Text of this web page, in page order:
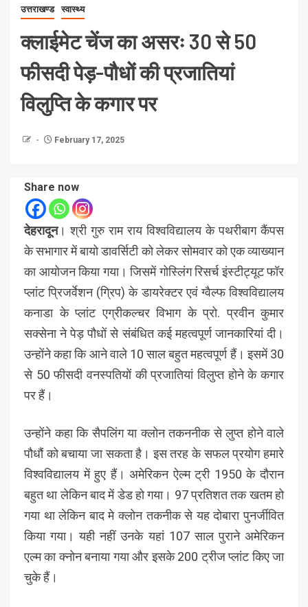
उत्तराखण्ड स्वास्थ्य
क्लाईमेट चेंज का असरः 30 से 50
फीसदी पेड़-पौधों की प्रजातियां
विलुप्ति के कगार पर
February 17, 2025
Share now
देहरादून। श्री गुरु राम राय विश्वविद्यालय के पथरीबाग कैंपस
के सभागार में बायो डावर्सिटी को लेकर सोमवार को एक व्याख्यान
का आयोजन किया गया। जिसमें गोस्लिंग रिसर्च इंस्टीट्यूट फॉर
प्लांट प्रिजर्वेशन (ग्रिप) के डायरेक्टर एवं ग्वैल्फ विश्वविद्यालय
कनाडा के प्लांट एग्रीकल्चर विभाग के प्रो. प्रवीन कुमार
सक्सेना ने पेड़ पौधों से संबंधित कई महत्वपूर्ण जानकारियां दी।
उन्होंने कहा कि आने वाले 10 साल बहुत महत्वपूर्ण हैं। इसमें 30
से 50 फीसदी वनस्पतियों की प्रजातियां विलुप्त होने के कगार
पर हैं।
उन्होंने कहा कि सैपलिंग या क्लोन तकननीक से लुप्त होने वाले
पौधौं को बचाया जा सकता है। इस तरह के सफल प्रयोग हमारे
विश्वविद्यालय में हुए हैं। अमेरिकन ऐल्म ट्री 1950 के दौरान
बहुत था लेकिन बाद में डेड हो गया। 97 प्रतिशत तक खतम हो
गया था लेकिन बाद मे क्लोन तकनीक से यह दोबारा पुनर्जीवित
किया गया। यही नहीं उनके यहां 107 साल पुराने अमेरिकन
एल्म का क्नोन बनाया गया और इसके 200 ट्रीज प्लांट किए जा
चुके हैं।